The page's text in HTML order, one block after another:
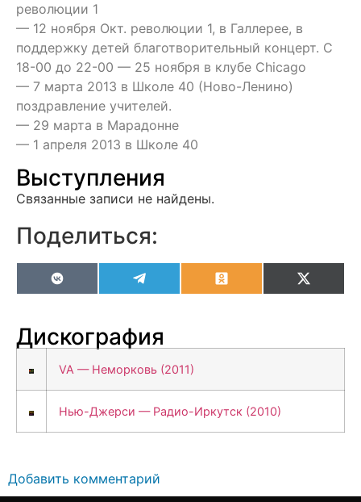
революции 1
— 12 ноября Окт. революции 1, в Галлерее, в
поддержку детей благотворительный концерт. С
18-00 до 22-00 — 25 ноября в клубе Chicago
— 7 марта 2013 в Школе 40 (Ново-Ленино)
поздравление учителей.
— 29 марта в Марадонне
— 1 апреля 2013 в Школе 40
Выступления
Связанные записи не найдены.
Поделиться:
VK OdnoklassnikiX
Дискография
VA — Неморковь (2011)
Нью-Джерси — Радио-Иркутск (2010)
Добавить комментарий